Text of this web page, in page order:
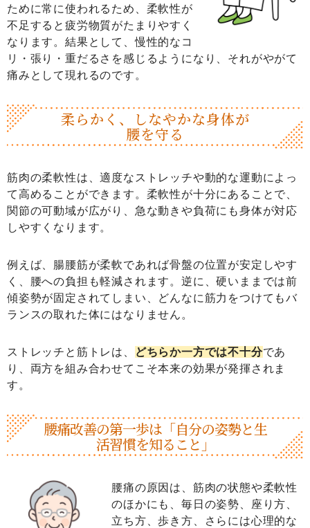
ために常に使われるため、柔軟性が
不足すると疲労物質がたまりやすく
なります。結果として、慢性的なコ
リ・張り・重だるさを感じるようになり、それがやがて
痛みとして現れるのです。
柔らかく、しなやかな身体が
腰を守る
筋肉の柔軟性は、適度なストレッチや動的な運動によっ
て高めることができます。柔軟性が十分にあることで、
関節の可動域が広がり、急な動きや負荷にも身体が対応
しやすくなります。
例えば、腸腰筋が柔軟であれば骨盤の位置が安定しやす
く、腰への負担も軽減されます。逆に、硬いままでは前
傾姿勢が固定されてしまい、どんなに筋力をつけてもバ
ランスの取れた体にはなりません。
ストレッチと筋トレは、 どちらか一方では不十分であ
り、両方を組み合わせてこそ本来の効果が発揮されま
す。
腰痛改善の第一歩は「自分の姿勢と生
活習慣を知ること」
腰痛の原因は、筋肉の状態や柔軟性
のほかにも、毎日の姿勢、座り方、
立ち方、歩き方、さらには心理的な